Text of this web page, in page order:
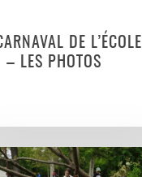
DE L’ÉCOLE
LES PHOTOS